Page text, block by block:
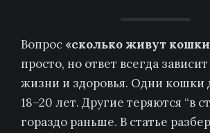
Вопрос «сколько живут
просто, но ответ всегда
жизни и здоровья. Одни кошки
18–20 лет. Другие теряются “в
гораздо раньше. В статье